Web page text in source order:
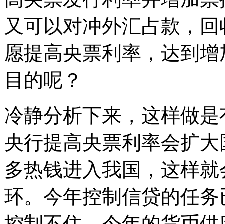
又可以对冲外汇占款，
愿提高央票利率，达到
目的呢？
冷静分析下来，这样做
央行提高央票利率会扩
多热钱进入我国，这样
环。今年控制信贷的任